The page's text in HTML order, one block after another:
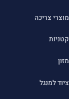
מוצרי צריכה
קטניות
מזון
ציוד למנגל